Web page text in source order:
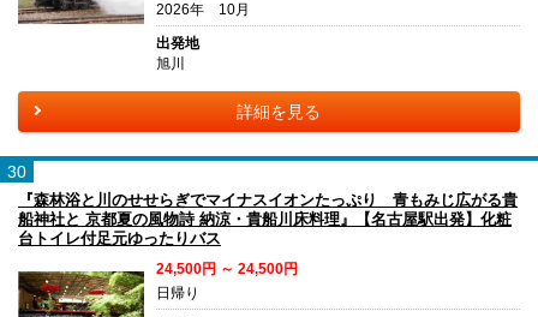
2026年 10月
出発地
旭川
詳細を見る
30
『森林浴と川のせせらぎでマイナスイオンたっぷり 青もみじ広がる貴
船神社と 京都夏の風物詩 納涼・貴船川床料理』【名古屋駅出発】化粧
台トイレ付足元ゆったりバス
24,500円 ～ 24,500円
日帰り